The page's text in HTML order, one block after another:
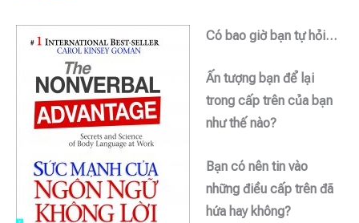
Có bao giờ bạn tự hỏi…
Ấn tượng bạn để lại
trong cấp trên của bạn
như thế nào?
Bạn có nên tin vào
những điều cấp trên đã
hứa hay không?